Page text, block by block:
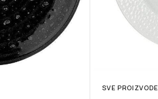
SVE PROIZVODE